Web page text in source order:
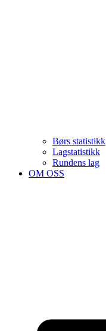
Børs statistikk
Lagstatistikk
Rundens lag
OM OSS